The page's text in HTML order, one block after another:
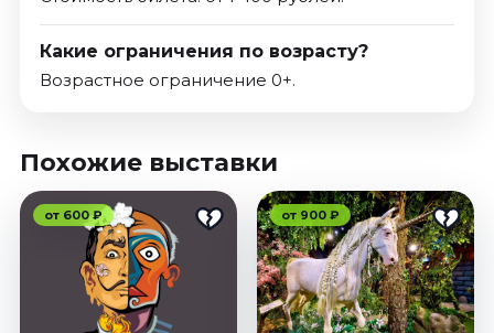
Какие ограничения по возрасту?
Возрастное ограничение 0+.
Похожие выставки
от 600 ₽ от 900 ₽